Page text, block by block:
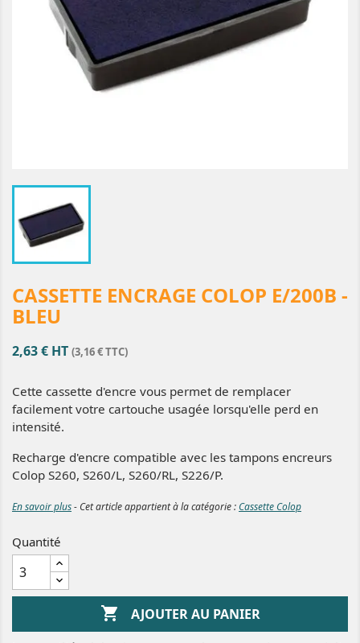
CASSETTE ENCRAGE COLOP E/200B -
BLEU
2,63 € HT (3,16 € TTC)
Cette cassette d'encre vous permet de remplacer
facilement votre cartouche usagée lorsqu'elle perd en
intensité.
Recharge d'encre compatible avec les tampons encreurs
Colop S260, S260/L, S260/RL, S226/P.
En savoir plus- Cet article appartient à la catégorie :Cassette Colop
Quantité
 AJOUTER AU PANIER